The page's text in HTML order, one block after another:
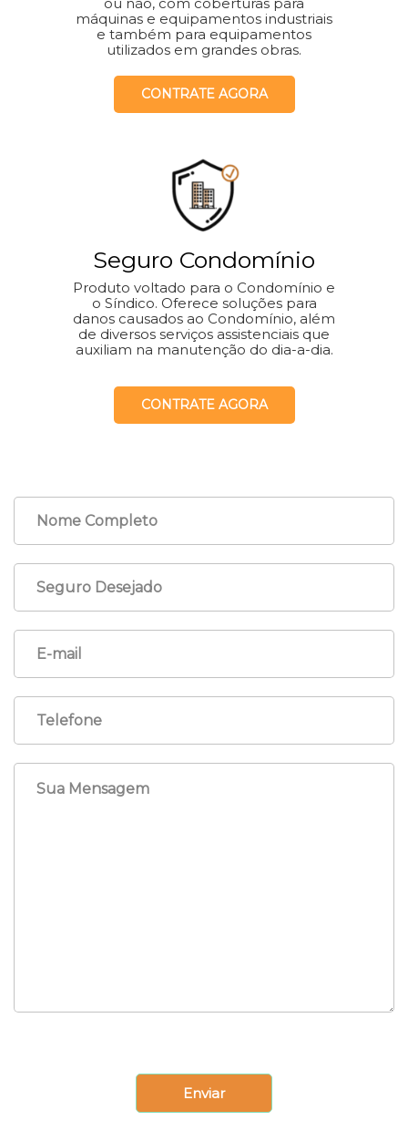
máquinas e equipamentos industriais
e também para equipamentos
utilizados em grandes obras.
CONTRATE AGORA
Seguro Condomínio
Produto voltado para o Condomínio e
o Síndico. Oferece soluções para
danos causados ao Condomínio, além
de diversos serviços assistenciais que
auxiliam na manutenção do dia-a-dia.
CONTRATE AGORA